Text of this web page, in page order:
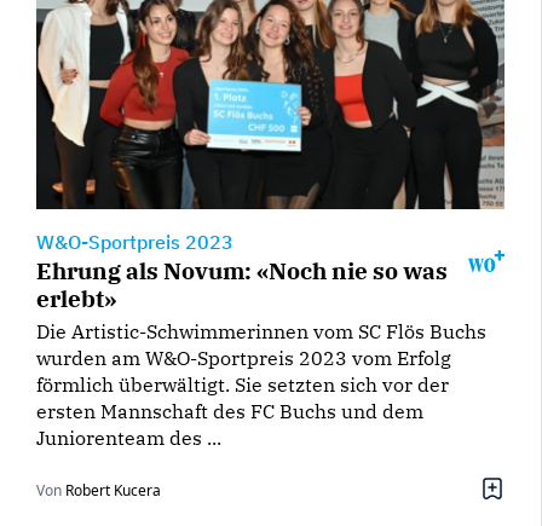
W&O-Sportpreis 2023
Ehrung als Novum: «Noch nie so was
erlebt»
Die Artistic-Schwimmerinnen vom SC Flös Buchs
wurden am W&O-Sportpreis 2023 vom Erfolg
förmlich überwältigt. Sie setzten sich vor der
ersten Mannschaft des FC Buchs und dem
Juniorenteam des ...
Von Robert Kucera